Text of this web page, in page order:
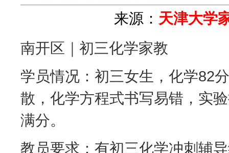
来源： 天津大学
南开区｜初三化学家教
学员情况：初三女生，化学82
散，化学方程式书写易错，实
满分。
教员要求：有初三化学冲刺辅